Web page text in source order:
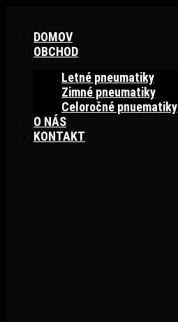
DOMOV
OBCHOD
Letné pneumatiky
Zimné pneumatiky
Celoročné pnuematiky
O NÁS
KONTAKT